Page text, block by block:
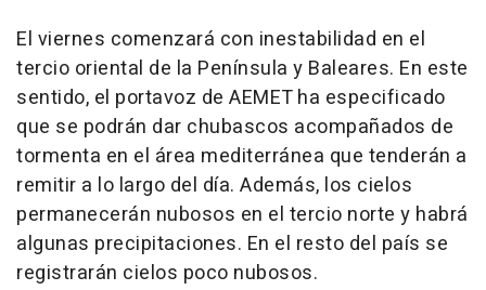
El viernes comenzará con inestabilidad en el
tercio oriental de la Península y Baleares. En este
sentido, el portavoz de AEMET ha especificado
que se podrán dar chubascos acompañados de
tormenta en el área mediterránea que tenderán a
remitir a lo largo del día. Además, los cielos
permanecerán nubosos en el tercio norte y habrá
algunas precipitaciones. En el resto del país se
registrarán cielos poco nubosos.